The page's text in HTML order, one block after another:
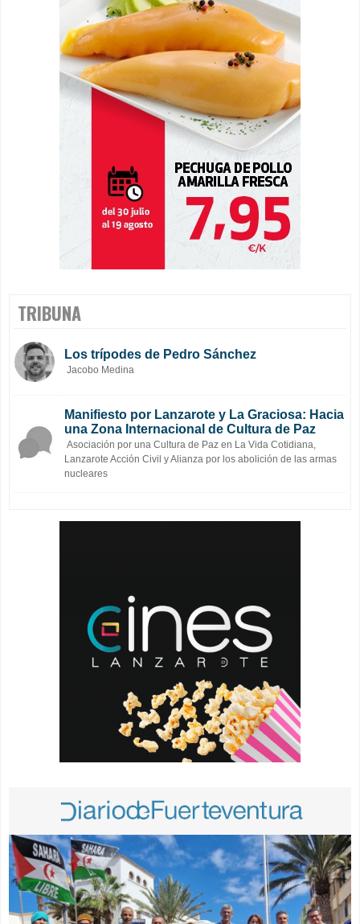
TRIBUNA
Los trípodes de Pedro Sánchez
Jacobo Medina
Manifiesto por Lanzarote y La Graciosa: Hacia
una Zona Internacional de Cultura de Paz
Asociación por una Cultura de Paz en La Vida Cotidiana,
Lanzarote Acción Civil y Alianza por los abolición de las armas
nucleares